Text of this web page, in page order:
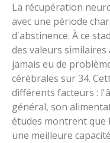
La récupération
avec une période
d'abstinence. À ce
des valeurs
jamais eu de
cérébrales sur 34.
différents facteurs :
général, son
études montrent
une meilleure